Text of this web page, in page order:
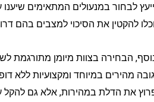
לבחור במנעולים המתאימים שיענו על
את הסיכוי למצבים בהם דרושה
בצוות מיומן מתורגמת לשירות
במיוחד ומקצועיות ללא דופי.
הדלת במהירות, אלא גם להקל על